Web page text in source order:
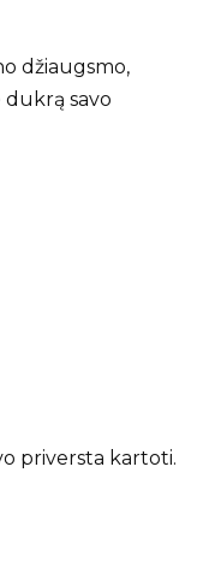
džiaugsmo,
dukrą savo
priversta kartoti.